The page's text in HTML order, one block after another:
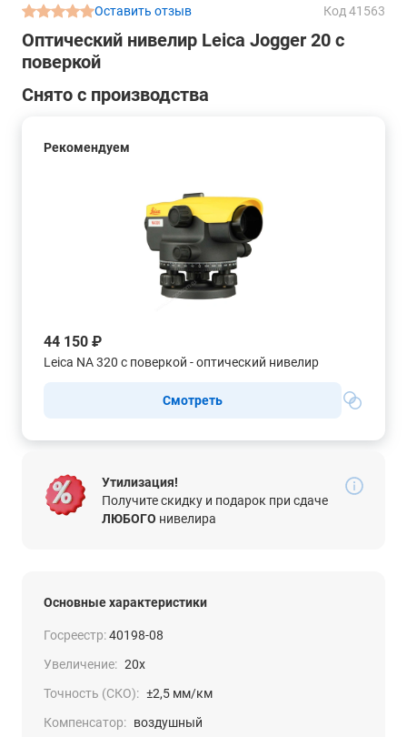
Оставить отзыв Код 41563
Оптический нивелир Leica Jogger 20 с
поверкой
Снято с производства
Рекомендуем
44 150 ₽
Leica NA 320 с поверкой - оптический нивелир
Смотреть
Утилизация!
Получите скидку и подарок при сдаче
ЛЮБОГО нивелира
Основные характеристики
Госреестр:40198-08
Увеличение: 20x
Точность (СКО): ±2,5 мм/км
Компенсатор: воздушный